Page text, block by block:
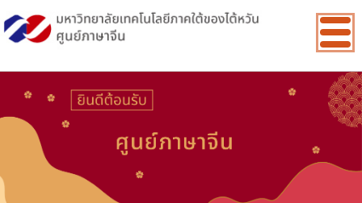
เกริ่นนำ